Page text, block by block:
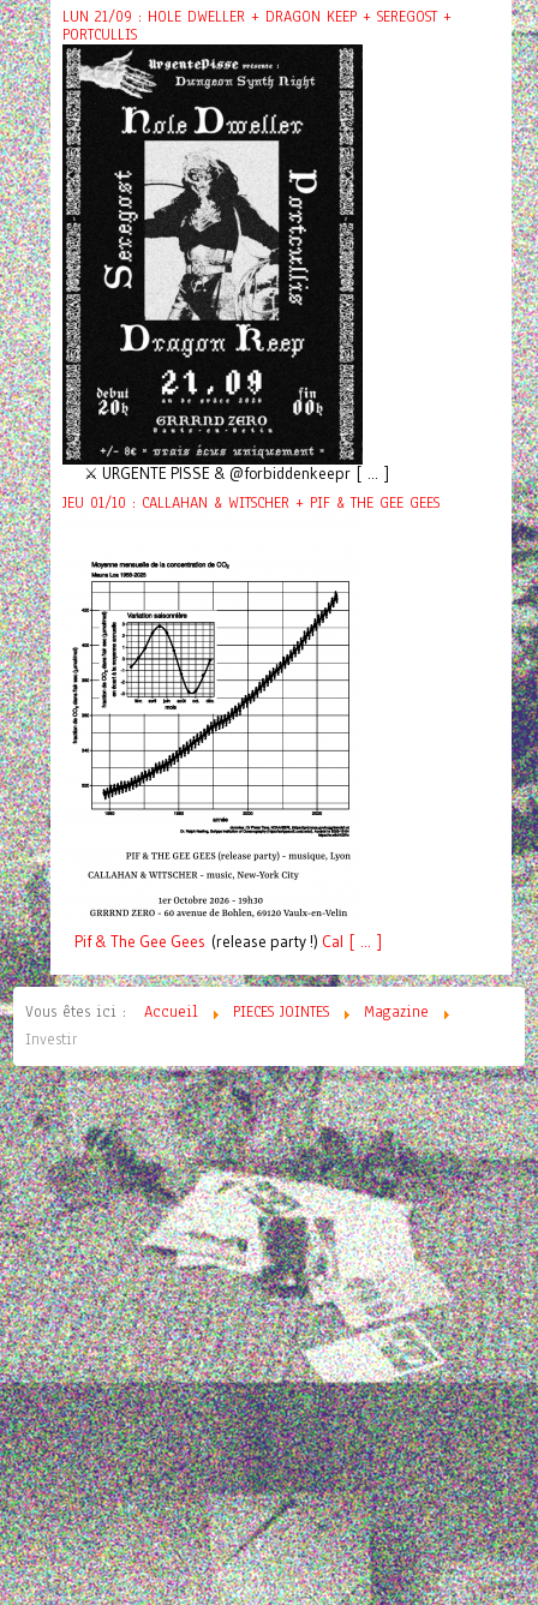
LUN 21/09 : HOLE DWELLER + DRAGON KEEP + SEREGOST +
PORTCULLIS
⚔️ URGENTE PISSE & @forbiddenkeepr [ ... ]
JEU 01/10 : CALLAHAN & WITSCHER + PIF & THE GEE GEES
Pif& The Gee Gees (release party !) Cal [ ... ]
Vous êtes ici : Accueil PIECES JOINTES
Magazine
Investir